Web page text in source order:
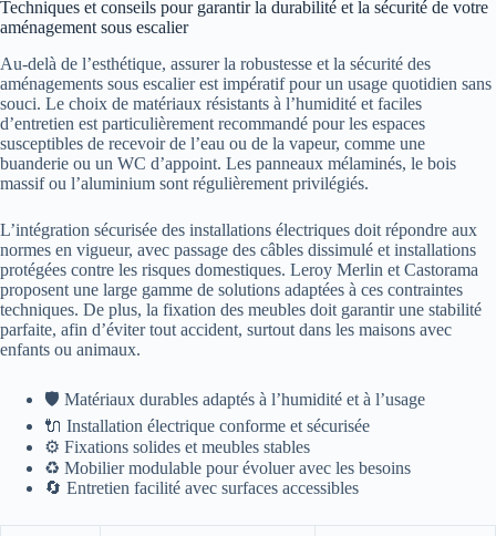
Techniques et conseils pour garantir la durabilité et la sécurité de votre
aménagement sous escalier
Au-delà de l’esthétique, assurer la robustesse et la sécurité des
aménagements sous escalier est impératif pour un usage quotidien sans
souci. Le choix de matériaux résistants à l’humidité et faciles
d’entretien est particulièrement recommandé pour les espaces
susceptibles de recevoir de l’eau ou de la vapeur, comme une
buanderie ou un WC d’appoint. Les panneaux mélaminés, le bois
massif ou l’aluminium sont régulièrement privilégiés.
L’intégration sécurisée des installations électriques doit répondre aux
normes en vigueur, avec passage des câbles dissimulé et installations
protégées contre les risques domestiques. Leroy Merlin et Castorama
proposent une large gamme de solutions adaptées à ces contraintes
techniques. De plus, la fixation des meubles doit garantir une stabilité
parfaite, afin d’éviter tout accident, surtout dans les maisons avec
enfants ou animaux.
🛡️ Matériaux durables adaptés à l’humidité et à l’usage
🔌 Installation électrique conforme et sécurisée
⚙️ Fixations solides et meubles stables
♻️ Mobilier modulable pour évoluer avec les besoins
🔄 Entretien facilité avec surfaces accessibles